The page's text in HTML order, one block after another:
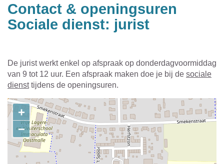
Contact & openingsuren
Sociale dienst: jurist
De jurist werkt enkel op afspraak op donderdagvoormiddag
van 9 tot 12 uur. Een afspraak maken doe je bij de sociale
diensttijdens de openingsuren.
Contact
+
−